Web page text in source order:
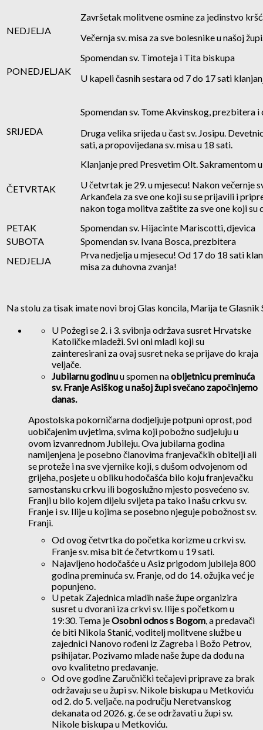
NEDJELJA
Završetak molitvene osmine za jedinstvo
Večernja sv. misa za sve bolesnike u našoj
PONEDJELJAK
Spomendan sv. Timoteja i Tita biskupa
U kapeli časnih sestara od 7 do 17 sati
SRIJEDA
Spomendan sv. Tome Akvinskog, prezbitera
Druga velika srijeda u čast sv. Josipu.
sati, a propovijedana sv. misa u 18 sati.
ČETVRTAK
Klanjanje pred Presvetim Olt. Sakramentom
U četvrtak je 29. u mjesecu! Nakon večernje
Arkanđela za sve one koji su se prijavili i
nakon toga molitva zaštite za sve one koji su
PETAK
Spomendan sv. Hijacinte Mariscotti, djevica
SUBOTA
Spomendan sv. Ivana Bosca, prezbitera
NEDJELJA
Prva nedjelja u mjesecu! Od 17 do 18 sati
misa za duhovna zvanja!
Na stolu za tisak imate novi broj Glas koncila, Marija te Glasnik
U Požegi se 2. i 3. svibnja održava susret Hrvatske
Katoličke mladeži. Svi oni mladi koji su
zainteresirani za ovaj susret neka se prijave do kraja
veljače.
Jubilarnu godinuu spomen naobljetnicu preminuća
sv. Franje Asiškog u našoj župi svečano započinjemo
danas.
Apostolska pokorničarna dodjeljuje potpuni oprost, pod
uobičajenim uvjetima, svima koji pobožno sudjeluju u
ovom izvanrednom Jubileju. Ova jubilarna godina
namijenjena je posebno članovima franjevačkih obitelji ali
se proteže i na sve vjernike koji, s dušom odvojenom od
grijeha, posjete u obliku hodočašća bilo koju franjevačku
samostansku crkvu ili bogoslužno mjesto posvećeno sv.
Franji u bilo kojem dijelu svijeta pa tako i našu crkvu sv.
Franje i sv. Ilije u kojima se posebno njeguje pobožnost sv.
Franji.
Od ovog četvrtka do početka korizme u crkvi sv.
Franje sv. misa bit će četvrtkom u 19 sati.
Najavljeno hodočašće u Asiz prigodom jubileja 800
godina preminuća sv. Franje, od do 14. ožujka već je
popunjeno.
U petak Zajednica mladih naše župe organizira
susret u dvorani iza crkvi sv. Ilije s početkom u
19:30. Tema jeOsobni odnos s Bogom, a predavači
će biti Nikola Stanić, voditelj molitvene službe u
zajednici Nanovo rođeni iz Zagreba i Božo Petrov,
psihijatar. Pozivamo mlade naše župe da dođu na
ovo kvalitetno predavanje.
Od ove godine Zaručnički tečajevi priprave za brak
održavaju se u župi sv. Nikole biskupa u Metkoviću
od 2. do 5. veljače. na području Neretvanskog
dekanata od 2026. g. će se održavati u župi sv.
Nikole biskupa u Metkoviću.